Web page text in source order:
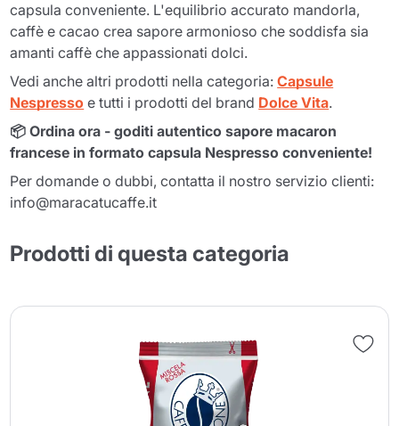
capsula conveniente. L'equilibrio accurato mandorla,
caffè e cacao crea sapore armonioso che soddisfa sia
amanti caffè che appassionati dolci.
Vedi anche altri prodotti nella categoria:Capsule
Nespresso e tutti i prodotti del brand Dolce Vita.
📦 Ordina ora - goditi autentico sapore macaron
francese in formato capsula Nespresso conveniente!
Per domande o dubbi, contatta il nostro servizio clienti:
info@maracatucaffe.it
Prodotti di questa categoria